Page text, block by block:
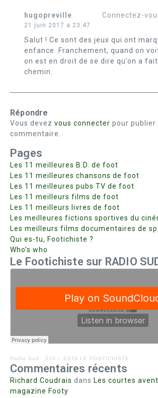
hugopreville
21 juin 2017 a 23:47
Connectez-
Salut ! Ce sont des jeux qui ont
enfance. Franchement, quand on
on est en droit de se dire qu’on a
chemin.
Répondre
Vous devez vous connecter pour publier
commentaire.
Pages
Les 11 meilleures B.D. de foot
Les 11 meilleures chansons de foot
Les 11 meilleures pubs TV de foot
Les 11 meilleurs films de foot
Les 11 meilleurs livres de foot
Les meilleures fictions sportives du
Les meilleurs films documentaires de
Qui es-tu, Footichiste ?
Who’s who
Le Footichiste sur RADIO
Radio Sud · 234 – ESTA LE FOOTICHISTE
Commentaires récents
Richard Coudrais dans Les courtes
magazine Footy